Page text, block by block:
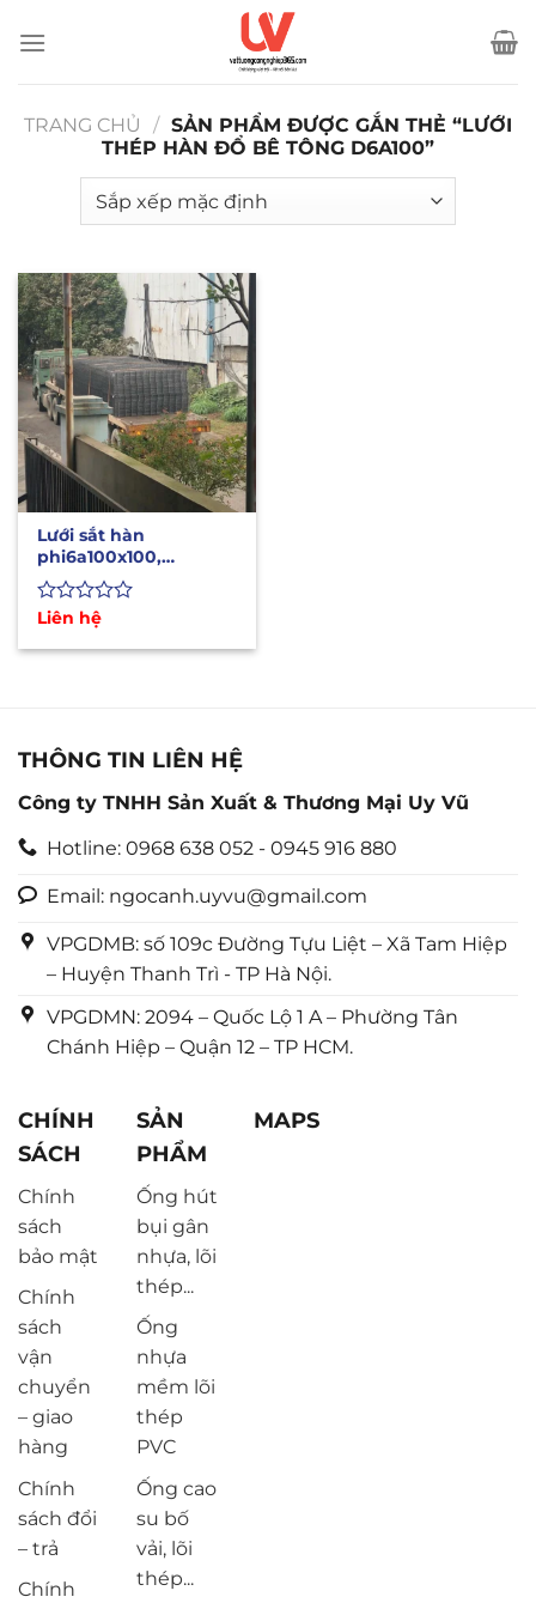
qua
TRANG CHỦ
/ SẢN PHẨM ĐƯỢC GẮN THẺ “LƯỚI
THÉP HÀN ĐỔ BÊ TÔNG D6A100”
Lưới sắt hàn
phi6a100x100,
a150x150, a200x200
đổ bê tông
Được
hạng
Liên hệ
THÔNG TIN LIÊN HỆ
Công ty TNHH Sản Xuất & Thương Mại Uy Vũ
Hotline: 0968 638 052 - 0945 916 880
Email: ngocanh.uyvu@gmail.com
VPGDMB: số 109c Đường Tựu Liệt – Xã Tam Hiệp
– Huyện Thanh Trì - TP Hà Nội.
VPGDMN: 2094 – Quốc Lộ 1 A – Phường Tân
Chánh Hiệp – Quận 12 – TP HCM.
CHÍNH
SÁCH
Chính
sách
bảo mật
Chính
sách
vận
chuyển
– giao
hàng
Chính
sách đổi
– trả
Chính
SẢN
PHẨM
Ống hút
bụi gân
nhựa, lõi
thép...
Ống
nhựa
mềm lõi
thép
PVC
Ống cao
su bố
vải, lõi
thép...
MAPS